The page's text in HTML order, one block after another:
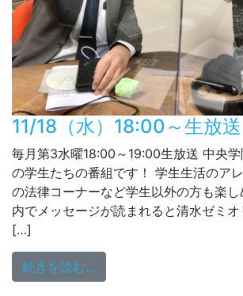
11/18（水）18:00～生放送
毎月第3水曜18:00～19:00生放送 中央学
の学生たちの番組です！ 学生生活のア
の法律コーナーなど学生以外の方も楽
内でメッセージが読まれると清水ゼミ
[…]
続きを読む…